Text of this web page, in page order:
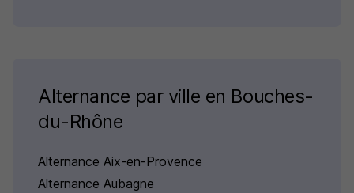
Alternance par ville en Bouches-
du-Rhône
Alternance Aix-en-Provence
Alternance Aubagne